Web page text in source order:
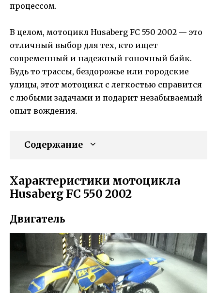
процессом.
В целом, мотоцикл Husaberg FC 550 2002 — это
отличный выбор для тех, кто ищет
современный и надежный гоночный байк.
Будь то трассы, бездорожье или городские
улицы, этот мотоцикл с легкостью справится
с любыми задачами и подарит незабываемый
опыт вождения.
Содержание
Характеристики мотоцикла
Husaberg FC 550 2002
Двигатель